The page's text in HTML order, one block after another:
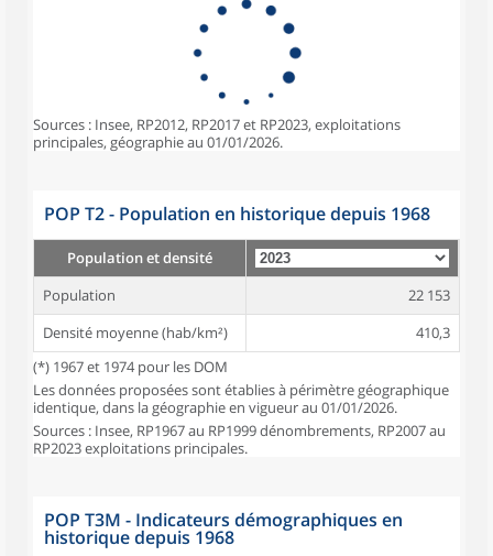
Sources : Insee, RP2012, RP2017 et RP2023, exploitations
principales, géographie au 01/01/2026.
POP T2 - Population en historique depuis 1968
Population et densité
Population
22 153
Densité moyenne (hab/km²)
410,3
(*) 1967 et 1974 pour les DOM
Les données proposées sont établies à périmètre géographique
identique, dans la géographie en vigueur au 01/01/2026.
Sources : Insee, RP1967 au RP1999 dénombrements, RP2007 au
RP2023 exploitations principales.
POP T3M - Indicateurs démographiques en
historique depuis 1968